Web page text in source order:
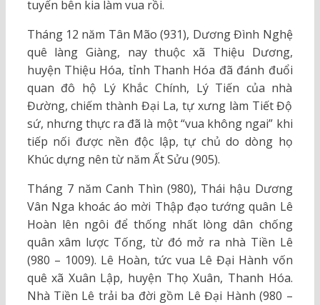
tuyến bên kia làm vua rồi.
Tháng 12 năm Tân Mão (931), Dương Đình Nghệ
quê làng Giàng, nay thuộc xã Thiệu Dương,
huyện Thiệu Hóa, tỉnh Thanh Hóa đã đánh đuổi
quan đô hộ Lý Khắc Chính, Lý Tiến của nhà
Đường, chiếm thành Đại La, tự xưng làm Tiết Độ
sứ, nhưng thực ra đã là một “vua không ngai” khi
tiếp nối được nền độc lập, tự chủ do dòng họ
Khúc dựng nên từ năm Ất Sửu (905).
Tháng 7 năm Canh Thìn (980), Thái hậu Dương
Vân Nga khoác áo mời Thập đạo tướng quân Lê
Hoàn lên ngôi để thống nhất lòng dân chống
quân xâm lược Tống, từ đó mở ra nhà Tiền Lê
(980 – 1009). Lê Hoàn, tức vua Lê Đại Hành vốn
quê xã Xuân Lập, huyện Thọ Xuân, Thanh Hóa.
Nhà Tiền Lê trải ba đời gồm Lê Đại Hành (980 –